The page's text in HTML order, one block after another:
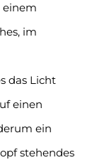
einem
im
das Licht
einen
ein
stehendes